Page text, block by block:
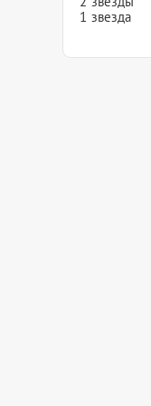
1 звезда